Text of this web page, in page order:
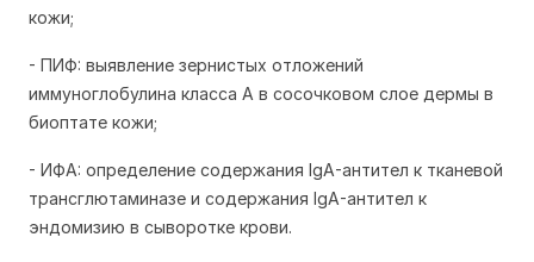
кожи;
- ПИФ: выявление зернистых отложений
иммуноглобулина класса А в сосочковом слое дермы в
биоптате кожи;
- ИФА: определение содержания IgA-антител к тканевой
трансглютаминазе и содержания IgA-антител к
эндомизию в сыворотке крови.